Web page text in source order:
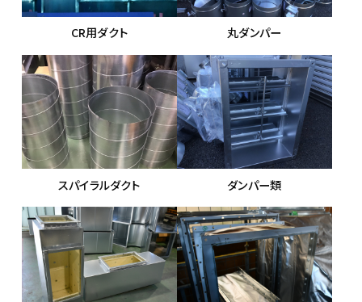
CR用ダクト 丸ダンパー
スパイラルダクト ダンパー類